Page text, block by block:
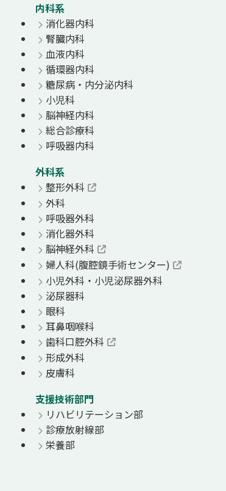
内科系
消化器内科
腎臓内科
血液内科
循環器内科
糖尿病・内分泌内科
小児科
脳神経内科
総合診療科
呼吸器内科
外科系
整形外科
外科
呼吸器外科
消化器外科
脳神経外科
婦人科(腹腔鏡手術センター)
小児外科・小児泌尿器外科
泌尿器科
眼科
耳鼻咽喉科
歯科口腔外科
形成外科
皮膚科
支援技術部門
リハビリテーション部
診療放射線部
栄養部